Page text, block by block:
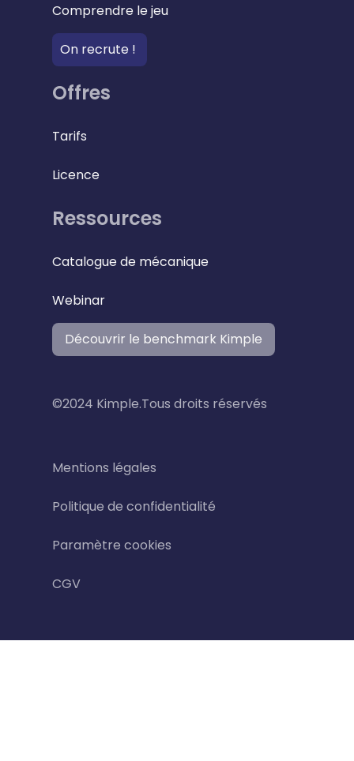
Comprendre le jeu
On recrute !
Offres
Tarifs
Licence
Ressources
Catalogue de mécanique
Webinar
Découvrir le benchmark Kimple
©2024 Kimple.Tous droits réservés
Mentions légales
Politique de confidentialité
Paramètre cookies
CGV